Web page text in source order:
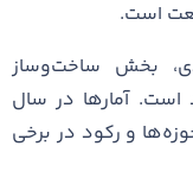
است.
بخش ساخت‌وساز
آمارها در سال
و رکود در برخی